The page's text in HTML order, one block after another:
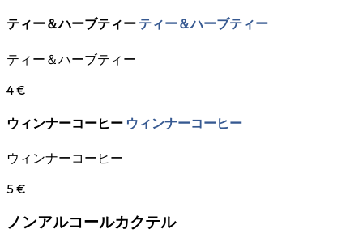
ティー＆ハーブティー ティー＆ハーブティー
ティー＆ハーブティー
4 €
ウィンナーコーヒー ウィンナーコーヒー
ウィンナーコーヒー
5 €
ノンアルコールカクテル